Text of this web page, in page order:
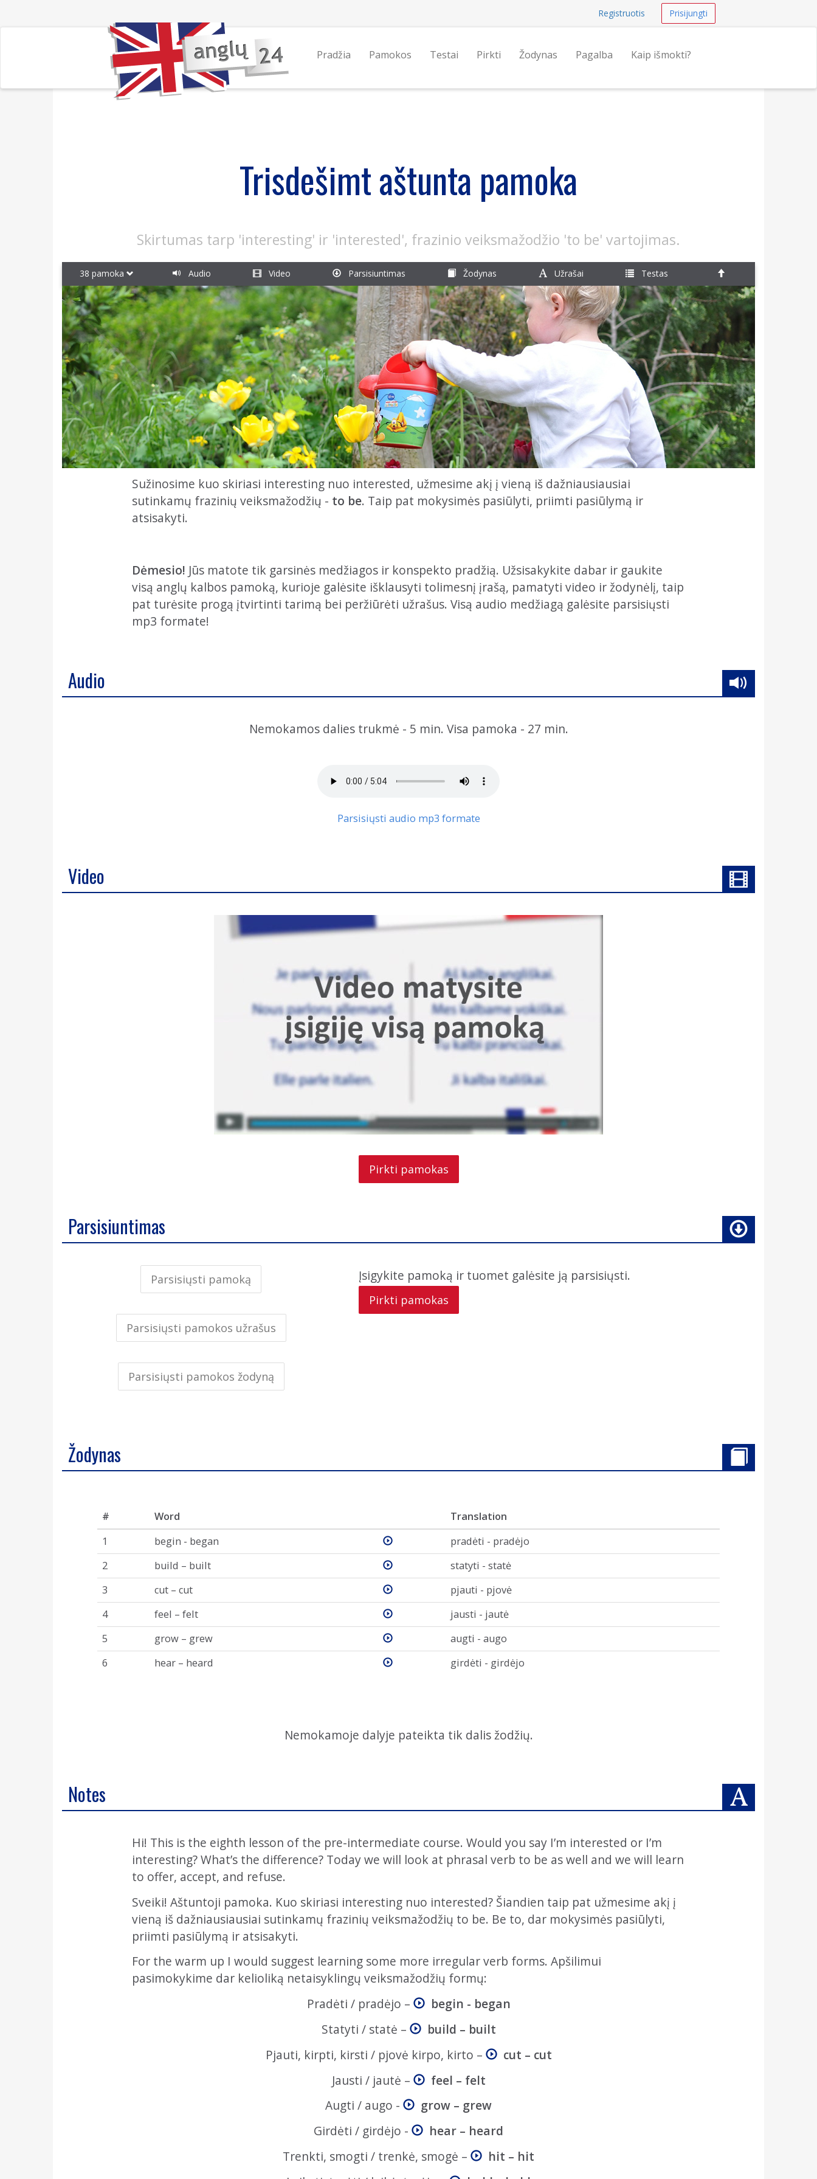
Registruotis Prisijungti
Pradžia Pamokos Testai Pirkti Žodynas Pagalba Kaip išmokti?
Trisdešimt aštunta pamoka
Skirtumas tarp 'interesting' ir 'interested', frazinio veiksmažodžio 'to be' vartojimas.
38 pamoka Audio Video Parsisiuntimas Žodynas Užrašai Testas
Sužinosime kuo skiriasi interesting nuo interested, užmesime akį į vieną iš dažniausiausiai
sutinkamų frazinių veiksmažodžių - to be. Taip pat mokysimės pasiūlyti, priimti pasiūlymą ir
atsisakyti.
Dėmesio! Jūs matote tik garsinės medžiagos ir konspekto pradžią. Užsisakykite dabar ir gaukite
visą anglų kalbos pamoką, kurioje galėsite išklausyti tolimesnį įrašą, pamatyti video ir žodynėlį, taip
pat turėsite progą įtvirtinti tarimą bei peržiūrėti užrašus. Visą audio medžiagą galėsite parsisiųsti
mp3 formate!
Audio
Nemokamos dalies trukmė - 5 min. Visa pamoka - 27 min.
Parsisiųsti audio mp3 formate
Video
Pirkti pamokas
Parsisiuntimas
Parsisiųsti pamoką
Parsisiųsti pamokos užrašus
Parsisiųsti pamokos žodyną
Įsigykite pamoką ir tuomet galėsite ją parsisiųsti.
Pirkti pamokas
Žodynas
# Word
Translation
1
begin - began
pradėti - pradėjo
2
build – built
statyti - statė
3
cut – cut
pjauti - pjovė
4
feel – felt
jausti - jautė
5
grow – grew
augti - augo
6
hear – heard girdėti - girdėjo
Nemokamoje dalyje pateikta tik dalis žodžių.
Notes
Hi! This is the eighth lesson of the pre-intermediate course. Would you say I’m interested or I’m
interesting? What’s the difference? Today we will look at phrasal verb to be as well and we will learn
to offer, accept, and refuse.
Sveiki! Aštuntoji pamoka. Kuo skiriasi interesting nuo interested? Šiandien taip pat užmesime akį į
vieną iš dažniausiausiai sutinkamų frazinių veiksmažodžių to be. Be to, dar mokysimės pasiūlyti,
priimti pasiūlymą ir atsisakyti.
For the warm up I would suggest learning some more irregular verb forms. Apšilimui
pasimokykime dar kelioliką netaisyklingų veiksmažodžių formų:
Pradėti / pradėjo –
begin - began
Statyti / statė –
build – built
Pjauti, kirpti, kirsti / pjovė kirpo, kirto –
cut – cut
Jausti / jautė –
feel – felt
Augti / augo -
grow – grew
Girdėti / girdėjo -
hear – heard
Trenkti, smogti / trenkė, smogė –
hit – hit